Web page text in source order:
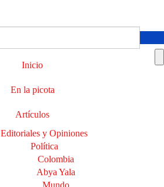
Inicio
En la picota
Artículos
Editoriales y Opiniones
Política
Colombia
Abya Yala
Mundo